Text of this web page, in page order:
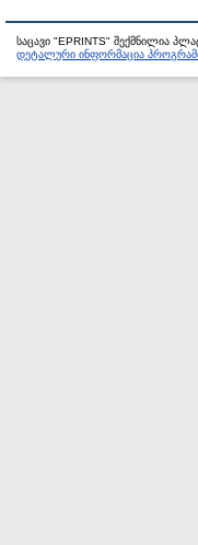
საცავი "EPRINTS" შექმნილია
დეტალური ინფორმაცია